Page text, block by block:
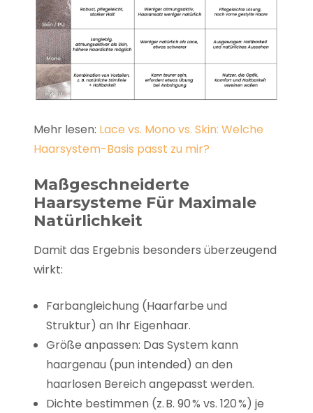
Mehr lesen: Lace vs. Mono vs. Skin: Welche
Haarsystem-Basis passt zu mir?
Maßgeschneiderte
Haarsysteme Für Maximale
Natürlichkeit
Damit das Ergebnis besonders überzeugend
wirkt:
Farbangleichung (Haarfarbe und
Struktur) an Ihr Eigenhaar.
Größe anpassen: Das System kann
haargenau (pun intended) an den
haarlosen Bereich angepasst werden.
Dichte bestimmen (z. B. 90 % vs. 120 %) je